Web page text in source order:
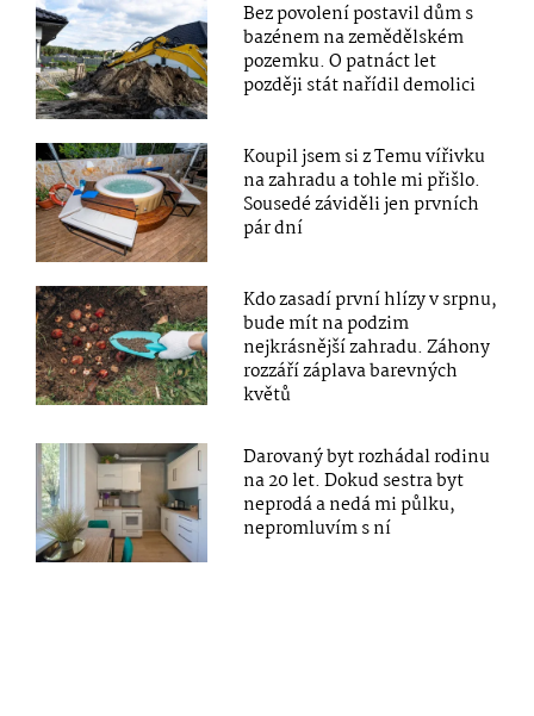
Bez povolení postavil dům s
bazénem na zemědělském
pozemku. O patnáct let
později stát nařídil demolici
Koupil jsem si z Temu vířivku
na zahradu a tohle mi přišlo.
Sousedé záviděli jen prvních
pár dní
Kdo zasadí první hlízy v srpnu,
bude mít na podzim
nejkrásnější zahradu. Záhony
rozzáří záplava barevných
květů
Darovaný byt rozhádal rodinu
na 20 let. Dokud sestra byt
neprodá a nedá mi půlku,
nepromluvím s ní